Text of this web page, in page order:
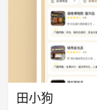
田小狗